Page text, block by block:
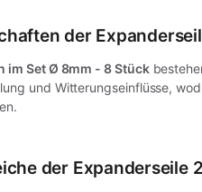
der
im Set Ø 8mm - 8 Stück
und Witterungseinflüsse,
der Expanderseile